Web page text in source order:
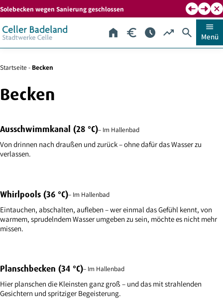
Zum
Inhalt
springen
Zu
Kontaktdaten
springen
Solebecken wegen Sanierung geschlossen
homeStart euro_symbolPreisescheduleÖffnungszeiten
trending_upAuslastung
searchSuche
menu
Menü
Startseite - Becken
Becken
Alle
Beiträge
der
Ausschwimmkanal (28 °C)– Im Hallenbad
Von drinnen nach draußen und zurück – ohne dafür das Wasser zu
verlassen.
Whirlpools (36 °C)– Im Hallenbad
Eintauchen, abschalten, aufleben – wer einmal das Gefühl kennt, von
warmem, sprudelndem Wasser umgeben zu sein, möchte es nicht mehr
missen.
Planschbecken (34 °C)– Im Hallenbad
Hier planschen die Kleinsten ganz groß – und das mit strahlenden
Gesichtern und spritziger Begeisterung.